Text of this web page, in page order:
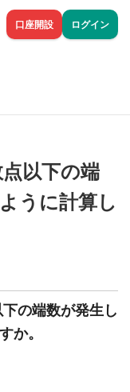
口座開設 ログイン
以下の端
うに計算し
の端数が発生し
か。